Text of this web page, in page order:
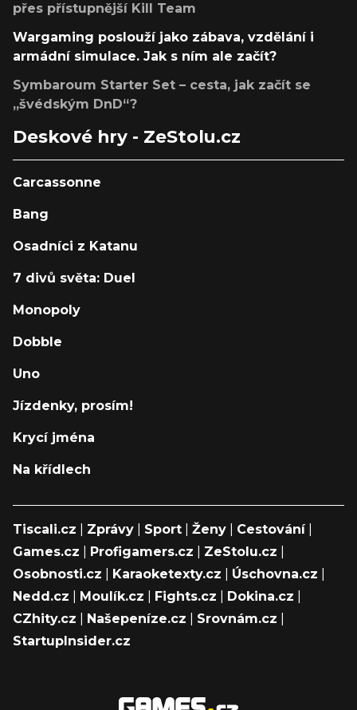
přes přístupnější Kill Team
Wargaming poslouží jako zábava, vzdělání i
armádní simulace. Jak s ním ale začít?
Symbaroum Starter Set – cesta, jak začít se
„švédským DnD“?
Deskové hry - ZeStolu.cz
Carcassonne
Bang
Osadníci z Katanu
7 divů světa: Duel
Monopoly
Dobble
Uno
Jízdenky, prosím!
Krycí jména
Na křídlech
Tiscali.cz Zprávy Sport Ženy Cestování|
Games.cz
Profigamers.cz ZeStolu.cz
Osobnosti.cz
Karaoketexty.cz Úschovna.cz
Nedd.cz
Moulík.cz Fights.cz Dokina.cz
CZhity.cz
Našepeníze.cz Srovnám.cz
StartupInsider.cz